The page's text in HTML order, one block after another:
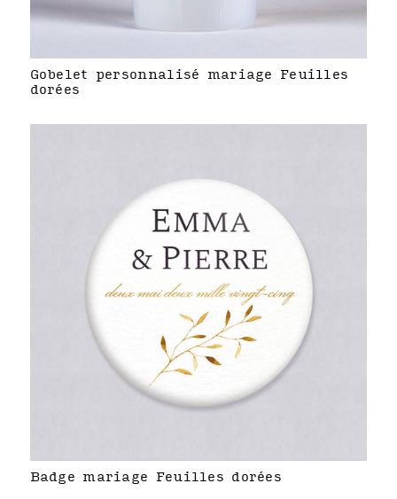
Gobelet personnalisé mariage Feuilles
dorées
Badge mariage Feuilles dorées